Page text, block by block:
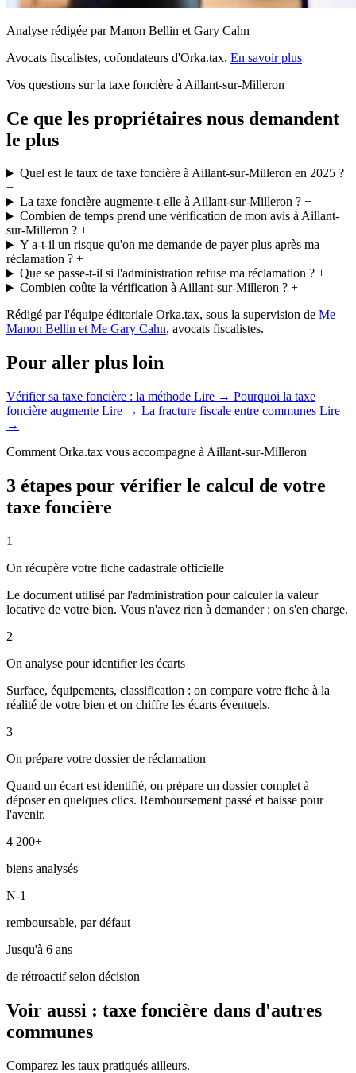
Analyse rédigée par Manon Bellin et Gary Cahn
Avocats fiscalistes, cofondateurs d'Orka.tax. En savoir plus
Vos questions sur la taxe foncière à Aillant-sur-Milleron
Ce que les propriétaires nous demandent
le plus
Quel est le taux de taxe foncière à Aillant-sur-Milleron en 2025 ?
+
La taxe foncière augmente-t-elle à Aillant-sur-Milleron ?+
Combien de temps prend une vérification de mon avis à Aillant-
sur-Milleron ? +
Y a-t-il un risque qu'on me demande de payer plus après ma
réclamation ? +
Que se passe-t-il si l'administration refuse ma réclamation ?+
Combien coûte la vérification à Aillant-sur-Milleron ?+
Rédigé par l'équipe éditoriale Orka.tax, sous la supervision de Me
Manon Bellin et Me Gary Cahn, avocats fiscalistes.
Pour aller plus loin
Vérifier sa taxe foncière : la méthode Lire → Pourquoi la taxe
foncière augmente Lire → La fracture fiscale entre communes Lire
→
Comment Orka.tax vous accompagne à Aillant-sur-Milleron
3 étapes pour vérifier le calcul de votre
taxe foncière
1
On récupère votre fiche cadastrale officielle
Le document utilisé par l'administration pour calculer la valeur
locative de votre bien. Vous n'avez rien à demander : on s'en charge.
2
On analyse pour identifier les écarts
Surface, équipements, classification : on compare votre fiche à la
réalité de votre bien et on chiffre les écarts éventuels.
3
On prépare votre dossier de réclamation
Quand un écart est identifié, on prépare un dossier complet à
déposer en quelques clics. Remboursement passé et baisse pour
l'avenir.
4 200+
biens analysés
N-1
remboursable, par défaut
Jusqu'à 6 ans
de rétroactif selon décision
Voir aussi : taxe foncière dans d'autres
communes
Comparez les taux pratiqués ailleurs.